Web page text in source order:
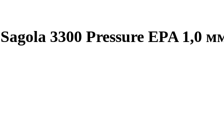
3300 Pressure EPA 1,0